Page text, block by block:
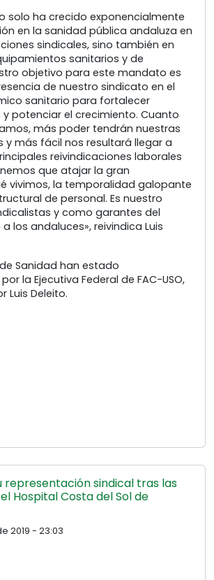
solo ha crecido exponencialmente
en la sanidad pública andaluza en
sindicales, sino también en
sanitarios y de
objetivo para este mandato es
de nuestro sindicato en el
sanitario para fortalecer
potenciar el crecimiento. Cuanto
más poder tendrán nuestras
y más fácil nos resultará llegar a
reivindicaciones laborales
que atajar la gran
vivimos, la temporalidad galopante
de personal. Es nuestro
y como garantes del
los andaluces», reivindica Luis
Sanidad han estado
la Ejecutiva Federal de FAC-USO,
Luis Deleito.
representación sindical tras las
Hospital Costa del Sol de
2019 - 23:03